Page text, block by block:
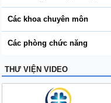
Các khoa chuyên môn
Các phòng chức năng
THƯ VIỆN VIDEO